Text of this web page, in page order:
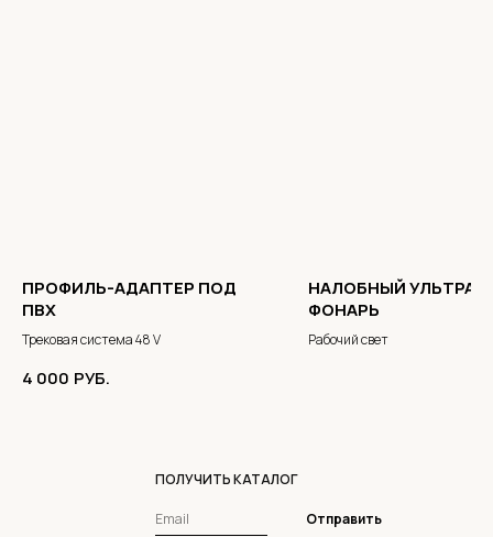
ПРОФИЛЬ-АДАПТЕР ПОД
ПВХ
Трековая система 48 V
4 000 РУБ.
НАЛОБНЫЙ
ФОНАРЬ
Рабочий свет
ПОЛУЧИТЬ КАТАЛОГ
Отправить